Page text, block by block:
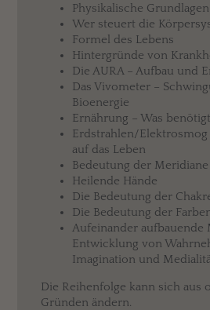
Physikalische
Wer steuert die
Formel des Lebens
Hintergründe von
Die AURA – Aufbau und
Das Vivometer –
Bioenergie
Ernährung – Was
Erdstrahlen/
auf das Leben
Bedeutung der Meridiane
Heilende Hände
Die Bedeutung der
Die Bedeutung der
Aufeinander aufbauende
Entwicklung von
Imagination und
Die Reihenfolge kann sich aus
Gründen ändern.